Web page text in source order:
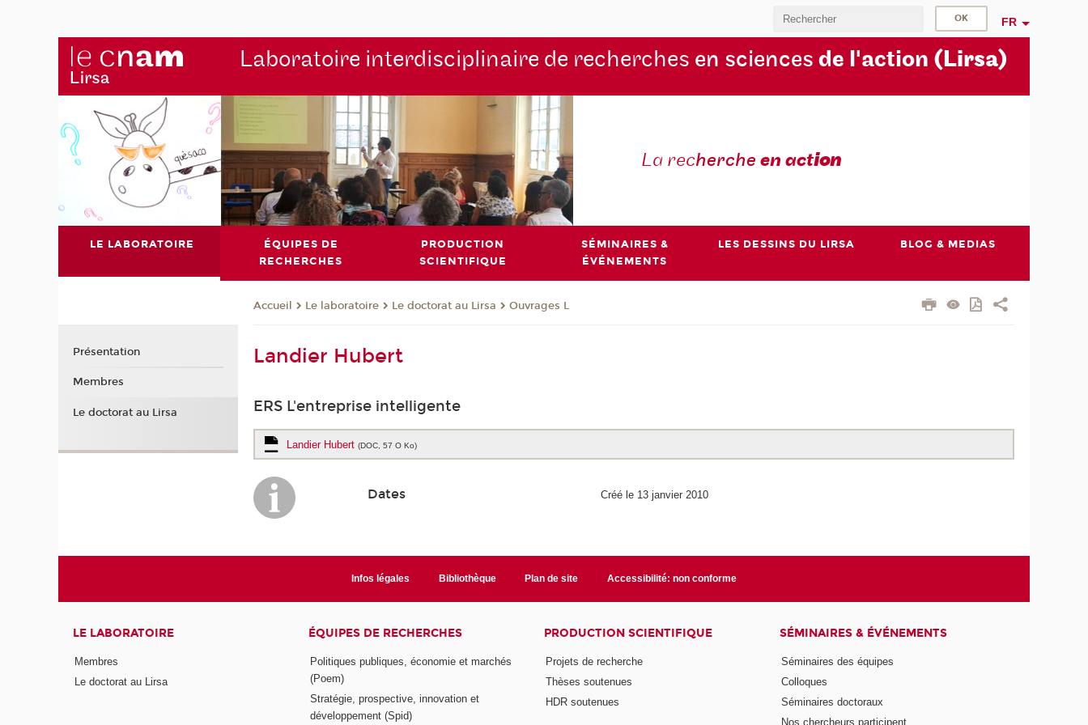
FR
Laboratoire interdisciplinaire de recherches en sciences de l'action (Lirsa)
La recherche en action
LE LABORATOIRE
ÉQUIPES DE
RECHERCHES
PRODUCTION
SCIENTIFIQUE
SÉMINAIRES &
ÉVÉNEMENTS
LES DESSINS DU LIRSA BLOG & MEDIAS
Accueil Le laboratoire Le doctorat au Lirsa Ouvrages L
Landier Hubert
ERS L'entreprise intelligente
Landier Hubert (DOC, 57 O Ko)
Dates Créé le 13 janvier 2010
Présentation
Membres
Le doctorat au Lirsa
Infos légales Bibliothèque Plan de site Accessibilité: non conforme
LE LABORATOIRE
Membres
Le doctorat au Lirsa
ÉQUIPES DE RECHERCHES
Politiques publiques, économie et marchés
(Poem)
Stratégie, prospective, innovation et
développement (Spid)
PRODUCTION SCIENTIFIQUE
Projets de recherche
Thèses soutenues
HDR soutenues
SÉMINAIRES & ÉVÉNEMENTS
Séminaires des équipes
Colloques
Séminaires doctoraux
Nos chercheurs participent